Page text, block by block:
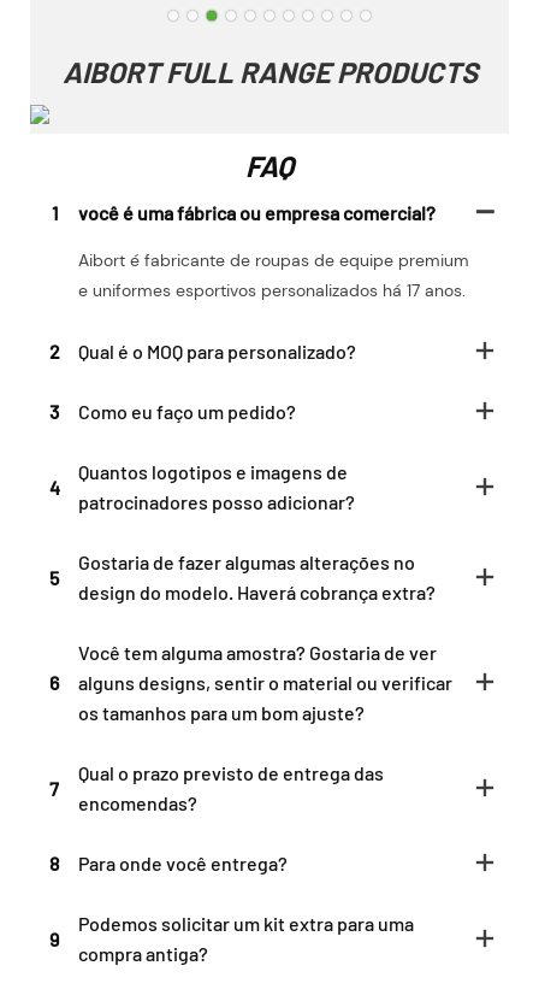
AIBORT FULL RANGE PRODUCTS
FAQ
1 você é uma fábrica ou empresa comercial?
Aibort é fabricante de roupas de equipe premium
e uniformes esportivos personalizados há 17 anos.
2 Qual é o MOQ para personalizado?
3 Como eu faço um pedido?
4
Quantos logotipos e imagens de
patrocinadores posso adicionar?
5
Gostaria de fazer algumas alterações no
design do modelo. Haverá cobrança extra?
6
Você tem alguma amostra? Gostaria de ver
alguns designs, sentir o material ou verificar
os tamanhos para um bom ajuste?
7
Qual o prazo previsto de entrega das
encomendas?
8 Para onde você entrega?
9
Podemos solicitar um kit extra para uma
compra antiga?